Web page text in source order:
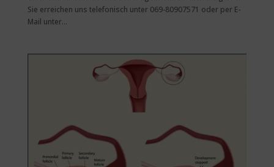
Sie erreichen uns telefonisch unter 069-80907571 oder per E-
Mail unter...